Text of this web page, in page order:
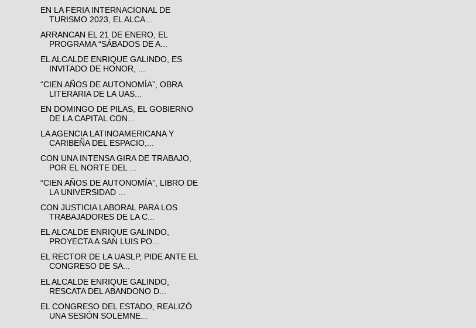
EN LA FERIA INTERNACIONAL DE
TURISMO 2023, EL ALCA...
ARRANCAN EL 21 DE ENERO, EL
PROGRAMA “SÁBADOS DE A...
EL ALCALDE ENRIQUE GALINDO, ES
INVITADO DE HONOR, ...
“CIEN AÑOS DE AUTONOMÍA”, OBRA
LITERARIA DE LA UAS...
EN DOMINGO DE PILAS, EL GOBIERNO
DE LA CAPITAL CON...
LA AGENCIA LATINOAMERICANA Y
CARIBEÑA DEL ESPACIO,...
CON UNA INTENSA GIRA DE TRABAJO,
POR EL NORTE DEL ...
“CIEN AÑOS DE AUTONOMÍA”, LIBRO DE
LA UNIVERSIDAD ...
CON JUSTICIA LABORAL PARA LOS
TRABAJADORES DE LA C...
EL ALCALDE ENRIQUE GALINDO,
PROYECTA A SAN LUIS PO...
EL RECTOR DE LA UASLP, PIDE ANTE EL
CONGRESO DE SA...
EL ALCALDE ENRIQUE GALINDO,
RESCATA DEL ABANDONO D...
EL CONGRESO DEL ESTADO, REALIZÓ
UNA SESIÓN SOLEMNE...